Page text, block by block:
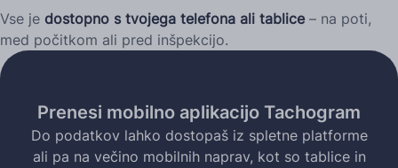
Vse je dostopno s tvojega telefona ali tablice – na poti,
med počitkom ali pred inšpekcijo.
Prenesi mobilno aplikacijo Tachogram
Do podatkov lahko dostopaš iz spletne platforme
ali pa na večino mobilnih naprav, kot so tablice in